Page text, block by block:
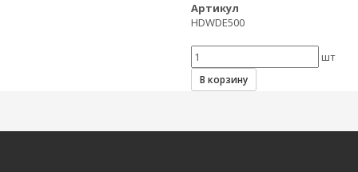
Артикул
HDWDE500
шт
В корзину